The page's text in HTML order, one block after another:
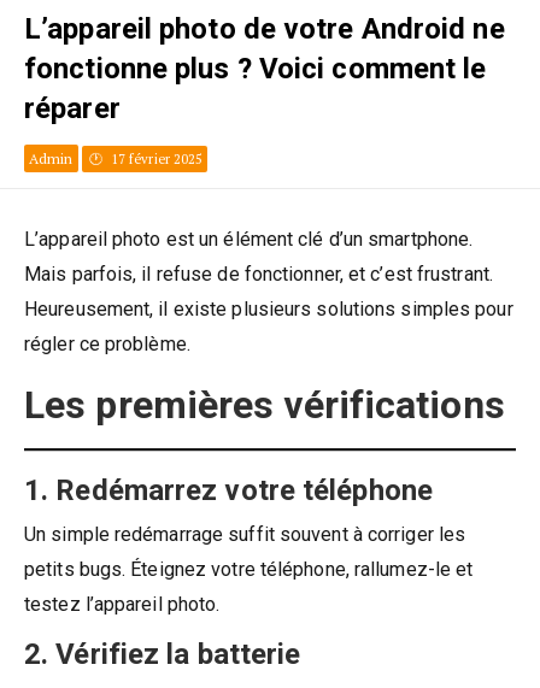
L’appareil photo de votre Android ne
fonctionne plus ? Voici comment le
réparer
Admin 17 février 2025
L’appareil photo est un élément clé d’un smartphone.
Mais parfois, il refuse de fonctionner, et c’est frustrant.
Heureusement, il existe plusieurs solutions simples pour
régler ce problème.
Les premières vérifications
1. Redémarrez votre téléphone
Un simple redémarrage suffit souvent à corriger les
petits bugs. Éteignez votre téléphone, rallumez-le et
testez l’appareil photo.
2. Vérifiez la batterie